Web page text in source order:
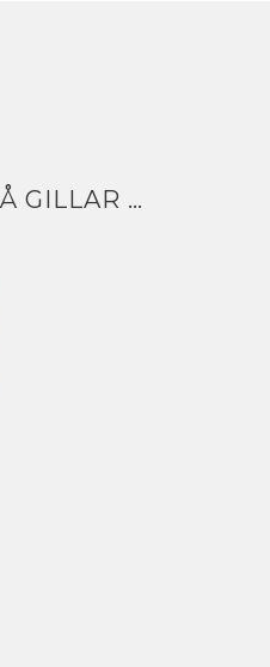
GILLAR …